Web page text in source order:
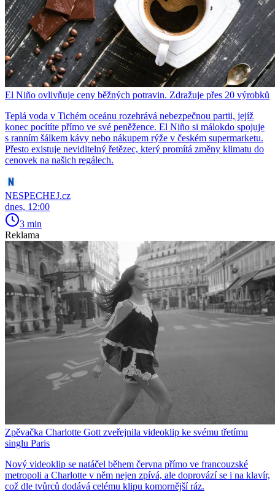
El Niño ovlivňuje ceny běžných potravin. Zdražuje přes 20 výrobků
Teplá voda v Tichém oceánu rozehrává nebezpečnou partii, jejíž
konec pocítíte přímo ve své peněžence. El Niño si málokdo spojuje
s ranním šálkem kávy nebo nákupem rýže v českém supermarketu.
Přesto existuje neviditelný řetězec, který promítá změny klimatu do
cenovek na našich regálech.
NESPECHEJ.cz
dnes, 12:00
3 min
Reklama
Zpěvačka Charlotte Gott zveřejnila videoklip ke svému třetímu
singlu Paris
Nový videoklip se natáčel během června přímo ve francouzské
metropoli a Charlotte v něm nejen zpívá, ale doprovází se i na klavír,
což dle tvůrců dodává celému klipu komornější ráz.